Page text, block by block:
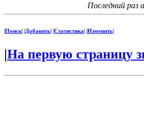
Последний раз
Поиск| | Добавить Статистика Изменить
|На первую страницу